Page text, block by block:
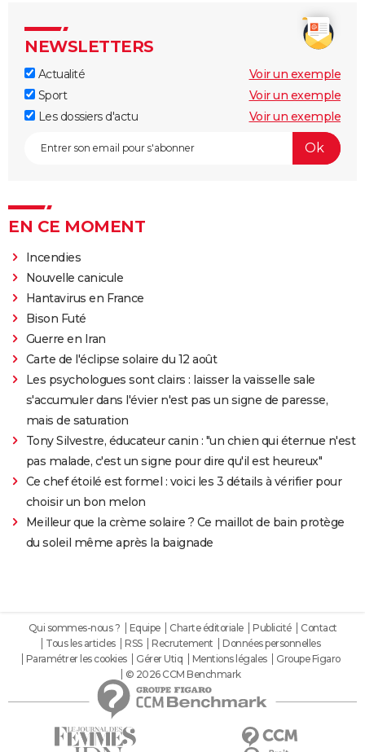
NEWSLETTERS
Actualité
Voir un exemple
Sport
Voir un exemple
Les dossiers d'actu
Voir un exemple
EN CE MOMENT
Incendies
Nouvelle canicule
Hantavirus en France
Bison Futé
Guerre en Iran
Carte de l'éclipse solaire du 12 août
Les psychologues sont clairs : laisser la vaisselle sale
s'accumuler dans l'évier n'est pas un signe de paresse,
mais de saturation
Tony Silvestre, éducateur canin : "un chien qui éternue n'est
pas malade, c'est un signe pour dire qu'il est heureux"
Ce chef étoilé est formel : voici les 3 détails à vérifier pour
choisir un bon melon
Meilleur que la crème solaire ? Ce maillot de bain protège
du soleil même après la baignade
Qui sommes-nous ? Equipe Charte éditoriale Publicité
Contact
Tous les articles
RSS Recrutement
Données personnelles
Paramétrer les cookies
Gérer Utiq Mentions légales
Groupe Figaro
© 2026 CCM Benchmark